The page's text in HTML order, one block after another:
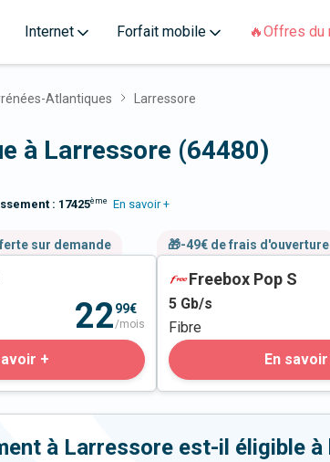
Internet Forfait mobile 🔥Offres du
Atlantiques Larressore
à Larressore (64480)
: 17425ème En savoir +
sur demande
2299€
/mois
+
🎁-49€ de frais d'ouverture
Freebox Pop S
5 Gb/s
Fibre
En
à Larressore est-il éligible à